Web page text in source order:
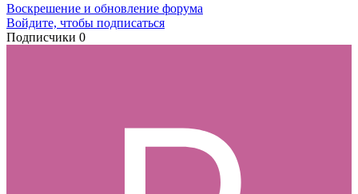
Воскрешение и обновление форума
Войдите, чтобы подписаться
Подписчики 0